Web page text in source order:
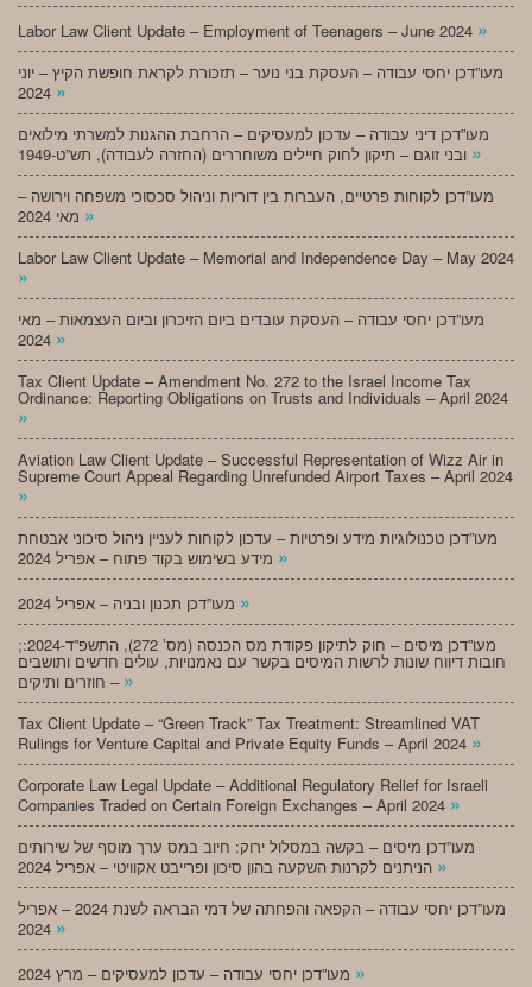
Labor Law Client Update – Employment of Teenagers – June 2024 »
מעו”דכן יחסי עבודה – העסקת בני נוער – תזכורת לקראת חופשת הקיץ – יוני
»
מעו”דכן דיני עבודה – עדכון למעסיקים – הרחבת ההגנות למשרתי מילואים
»
מעו”דכן לקוחות פרטיים, העברות בין דוריות וניהול סכסוכי משפחה וירושה –
»
Labor Law Client Update – Memorial and Independence Day – May 2024
»
מעו”דכן יחסי עבודה – העסקת עובדים ביום הזיכרון וביום העצמאות – מאי
»
Tax Client Update – Amendment No. 272 to the Israel Income Tax
Ordinance: Reporting Obligations on Trusts and Individuals – April 2024
»
Aviation Law Client Update – Successful Representation of Wizz Air in
Supreme Court Appeal Regarding Unrefunded Airport Taxes – April 2024
»
מעו”דכן טכנולוגיות מידע ופרטיות – עדכון לקוחות לעניין ניהול סיכוני אבטחת
»
»
;מעו”דכן מיסים – חוק לתיקון פקודת מס הכנסה (מס’ 272), התשפ”ד-2024:
חובות דיווח שונות לרשות המיסים בקשר עם נאמנויות, עולים חדשים ותושבים
חוזרים ותיקים – »
Tax Client Update – “Green Track” Tax Treatment: Streamlined VAT
Rulings for Venture Capital and Private Equity Funds – April 2024 »
Corporate Law Legal Update – Additional Regulatory Relief for Israeli
Companies Traded on Certain Foreign Exchanges – April 2024 »
מעו”דכן מיסים – בקשה במסלול ירוק: חיוב במס ערך מוסף של שירותים
»
מעו”דכן יחסי עבודה – הקפאה והפחתה של דמי הבראה לשנת 2024 – אפריל
»
»